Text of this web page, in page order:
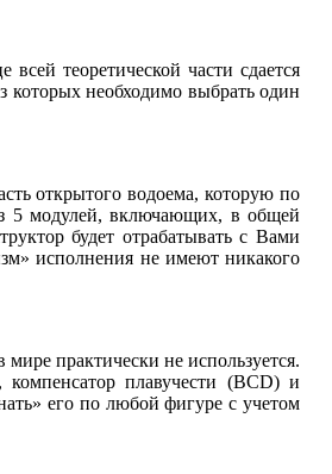
теоретической части сдается
которых необходимо выбрать один
открытого водоема, которую по
5 модулей, включающих, в общей
будет отрабатывать с Вами
исполнения не имеют никакого
практически не используется.
плавучести (BCD) и
его по любой фигуре с учетом